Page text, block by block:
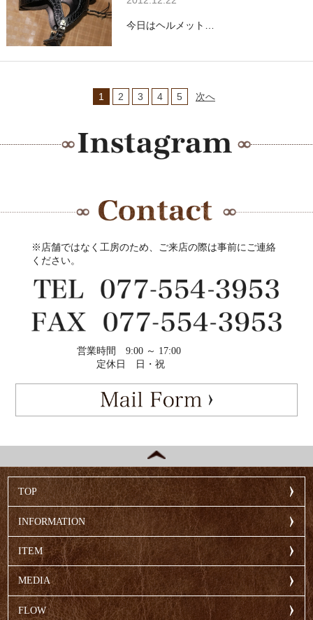
今日はヘルメット…
1 2 3 4 5 次へ
※店舗ではなく工房のため、ご来店の際は事前にご連絡
ください。
営業時間
9:00 ～ 17:00
定休日
日・祝
TOP
INFORMATION
ITEM
MEDIA
FLOW